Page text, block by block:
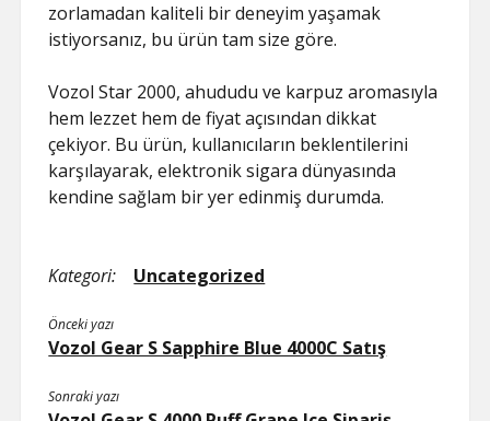
zorlamadan kaliteli bir deneyim yaşamak
istiyorsanız, bu ürün tam size göre.
Vozol Star 2000, ahududu ve karpuz aromasıyla
hem lezzet hem de fiyat açısından dikkat
çekiyor. Bu ürün, kullanıcıların beklentilerini
karşılayarak, elektronik sigara dünyasında
kendine sağlam bir yer edinmiş durumda.
Kategori: Uncategorized
Önceki yazı
Vozol Gear S Sapphire Blue 4000C Satış
Sonraki yazı